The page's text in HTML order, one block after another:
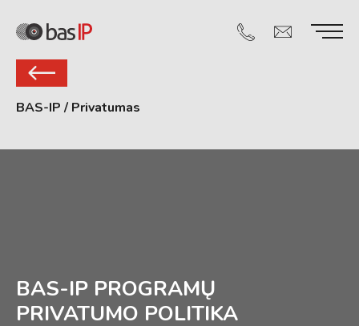
BAS-IP / Privatumas
BAS-IP PROGRAMŲ
PRIVATUMO POLITIKA